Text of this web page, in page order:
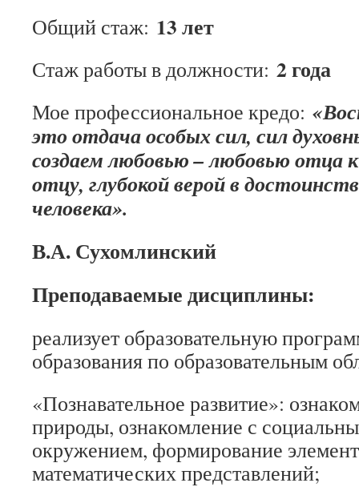
Общий стаж: 13 лет
Стаж работы в должности: 2 года
Мое профессиональное кредо:
это отдача особых сил, сил
создаем любовью – любовью отца
отцу, глубокой верой в
человека».
В.А. Сухомлинский
Преподаваемые дисциплины:
реализует образовательную
образования по образовательным
«Познавательное развитие»:
природы, ознакомление с
окружением, формирование
математических представлений;